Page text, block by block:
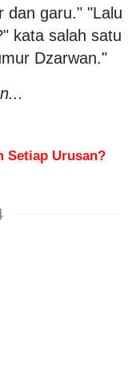
dan garu." "Lalu
kata salah satu
Dzarwan."
Setiap Urusan?